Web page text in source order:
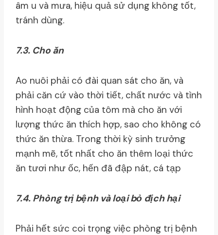
âm u và mưa, hiệu quả sử dụng không tốt,
tránh dùng.
7.3. Cho ăn
Ao nuôi phải có đài quan sát cho ăn, và
phải căn cứ vào thời tiết, chất nước và tình
hình hoạt động của tôm mà cho ăn với
lượng thức ăn thích hợp, sao cho không có
thức ăn thừa. Trong thời kỳ sinh trưởng
mạnh mẽ, tốt nhất cho ăn thêm loại thức
ăn tươi như ốc, hến đã đập nát, cá tạp
7.4. Phòng trị bệnh và loại bỏ địch hại
Phải hết sức coi trọng việc phòng trị bệnh